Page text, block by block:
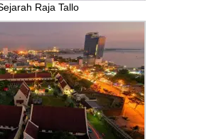
Raja Tallo